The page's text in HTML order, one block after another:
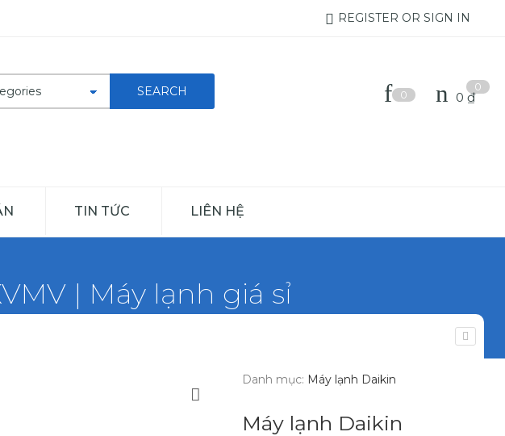
REGISTER OR SIGN IN
0
0
0₫
TIN TỨC LIÊN HỆ
| Máy lạnh giá sỉ
Danh mục: Máy lạnh Daikin
Máy lạnh Daikin